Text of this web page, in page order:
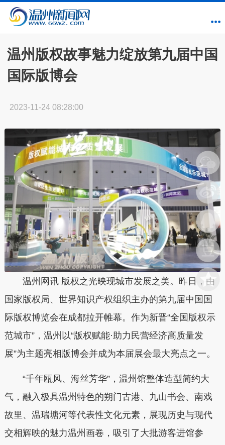
温州版权故事魅力绽放第九届中国
国际版博会
2023-11-24 08:28:00
温州网讯 版权之光映现城市发展之美。昨日，由
国家版权局、世界知识产权组织主办的第九届中国国
际版权博览会在成都拉开帷幕。作为新晋“全国版权示
范城市”，温州以“版权赋能·助力民营经济高质量发
展”为主题亮相版博会并成为本届展会最大亮点之一。
“千年瓯风、海丝芳华”，温州馆整体造型简约大
气，融入极具温州特色的朔门古港、九山书会、南戏
故里、温瑞塘河等代表性文化元素，展现历史与现代
交相辉映的魅力温州画卷，吸引了大批游客进馆参